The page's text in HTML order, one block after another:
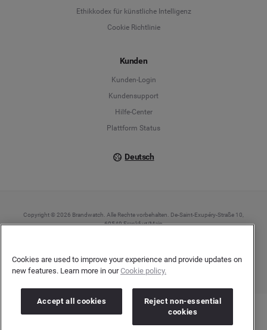
Ethikkodex für künstliche Intelligenz
Cookie Richtlinie
Kunden
Kunden-Login
Kundensupport
Hilfe-Center
Plattform Status
Deutsch
English
Copyright © 2026 Brandwatch. Alle Rechte vorbehalten. De-Saint-Exupéry-Straße 10,
60549 Frankfurt/Main
Cookies are used to improve your experience and provide updates on
new features. Learn more in ourCookie policy.
Accept all cookies
Reject non-essential
cookies